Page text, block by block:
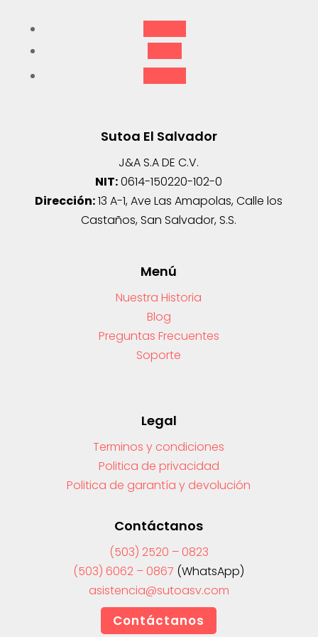
Sutoa El Salvador
J&A S.A DE C.V.
NIT:0614-150220-102-0
Dirección:13 A-1, Ave Las Amapolas, Calle los
Castaños, San Salvador, S.S.
Menú
Nuestra Historia
Blog
Preguntas Frecuentes
Soporte
Legal
Terminos y condiciones
Politica de privacidad
Politica de garantía y devolución
Contáctanos
(503) 2520 – 0823
(503) 6062 – 0867 (WhatsApp)
asistencia@sutoasv.com
Contáctanos